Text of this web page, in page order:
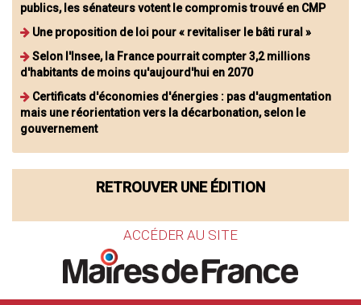
publics, les sénateurs votent le compromis trouvé en CMP
Une proposition de loi pour « revitaliser le bâti rural »
Selon l'Insee, la France pourrait compter 3,2 millions
d'habitants de moins qu'aujourd'hui en 2070
Certificats d'économies d'énergies : pas d'augmentation
mais une réorientation vers la décarbonation, selon le
gouvernement
RETROUVER UNE ÉDITION
ACCÉDER AU SITE